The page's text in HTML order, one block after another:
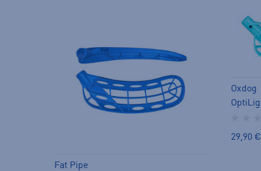
Fat Pipe
Oxdog
29,90 €